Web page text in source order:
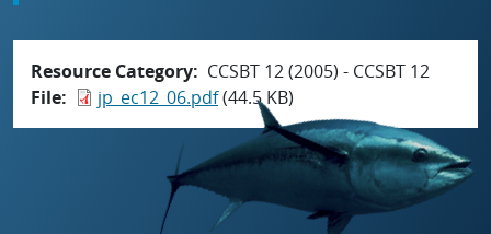
Resource Category
CCSBT 12 (2005) - CCSBT 12
File
jp_ec12_06.pdf(44.5 KB)